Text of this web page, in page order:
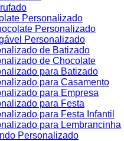
Personalizado
Personalizado
Personalizado
de Batizado
de Chocolate
para Batizado
para Casamento
para Empresa
para Festa
para Festa Infantil
para Lembrancinha
Personalizado